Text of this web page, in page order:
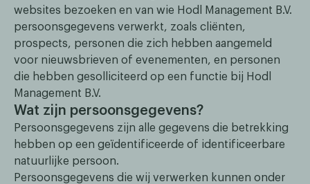
websites bezoeken en van wie Hodl Management B.V.
persoonsgegevens verwerkt, zoals cliënten,
prospects, personen die zich hebben aangemeld
voor nieuwsbrieven of evenementen, en personen
die hebben gesolliciteerd op een functie bij Hodl
Management B.V.
Wat zijn persoonsgegevens?
Persoonsgegevens zijn alle gegevens die betrekking
hebben op een geïdentificeerde of identificeerbare
natuurlijke persoon.
Persoonsgegevens die wij verwerken kunnen onder